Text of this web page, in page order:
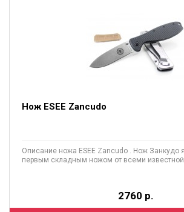
Нож ESEE Zancudo
Описание ножа ESEE Zancudo . Нож Занкудо
первым складным ножом от всеми известной
2760 р.